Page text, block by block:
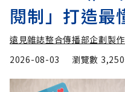
閱制」打造最
遠見雜誌整合傳播部企劃製作
2026-08-03
瀏覽數